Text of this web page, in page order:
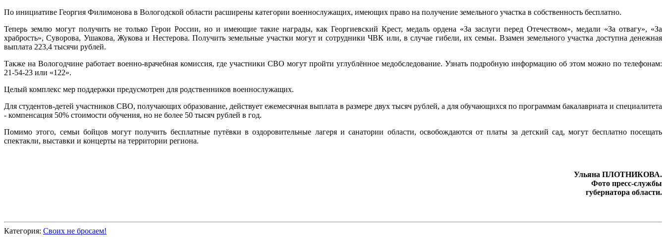
По инициативе Георгия Филимонова в Вологодской области расширены категории военнослужащих, имеющих право на получение земельного участка в собственность бесплатно.
Теперь землю могут получить не только Герои России, но и имеющие такие награды, как Георгиевский Крест, медаль ордена «За заслуги перед Отечеством», медали «За отвагу», «За
храбрость», Суворова, Ушакова, Жукова и Нестерова. Получить земельные участки могут и сотрудники ЧВК или, в случае гибели, их семьи. Взамен земельного участка доступна денежная
выплата 223,4 тысячи рублей.
Также на Вологодчине работает военно-врачебная комиссия, где участники СВО могут пройти углублённое медобследование. Узнать подробную информацию об этом можно по телефонам:
21-54-23 или «122».
Целый комплекс мер поддержки предусмотрен для родственников военнослужащих.
Для студентов-детей участников СВО, получающих образование, действует ежемесячная выплата в размере двух тысяч рублей, а для обучающихся по программам бакалавриата и специалитета
- компенсация 50% стоимости обучения, но не более 50 тысяч рублей в год.
Помимо этого, семьи бойцов могут получить бесплатные путёвки в оздоровительные лагеря и санатории области, освобождаются от платы за детский сад, могут бесплатно посещать
спектакли, выставки и концерты на территории региона.
Ульяна ПЛОТНИКОВА.
Фото пресс-службы
губернатора области.
Категория: Своих не бросаем!